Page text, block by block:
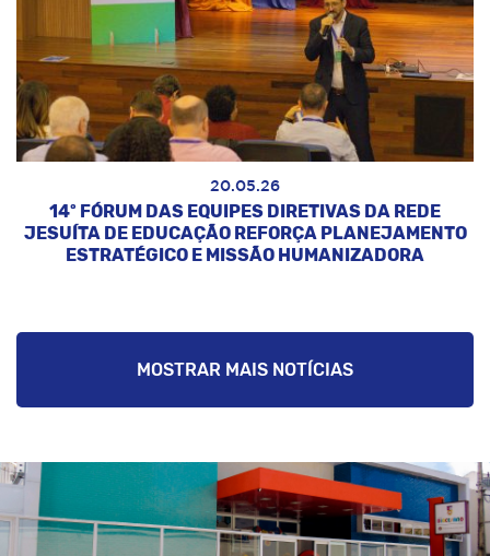
20.05.26
14º FÓRUM DAS EQUIPES DIRETIVAS DA REDE
JESUÍTA DE EDUCAÇÃO REFORÇA PLANEJAMENTO
ESTRATÉGICO E MISSÃO HUMANIZADORA
MOSTRAR MAIS NOTÍCIAS